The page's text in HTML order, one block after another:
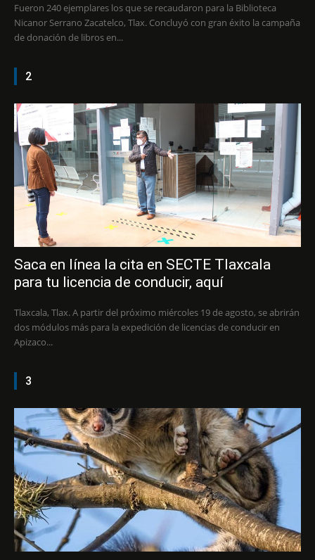
Fueron 240 ejemplares los que se recaudaron para la Biblioteca
Nicanor Serrano Zacatelco, Tlax. Concluyó con gran éxito la campaña
de donación de libros en...
2
Saca en línea la cita en SECTE Tlaxcala
para tu licencia de conducir, aquí
Tlaxcala, Tlax. A partir del próximo miércoles 19 de agosto, se abrirán
dos módulos más para la expedición de licencias de conducir en
Apizaco...
3